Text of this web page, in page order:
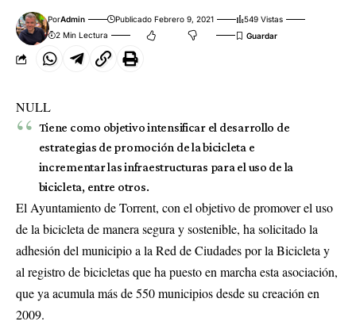
PorAdmin Publicado Febrero 9, 2021
549 Vistas
2 Min Lectura
NULL
Tiene como objetivo intensificar el desarrollo de
estrategias de promoción de la bicicleta e
incrementar las infraestructuras para el uso de la
bicicleta, entre otros.
El Ayuntamiento de Torrent, con el objetivo de promover el uso
de la bicicleta de manera segura y sostenible, ha solicitado la
adhesión del municipio a la Red de Ciudades por la Bicicleta y
al registro de bicicletas que ha puesto en marcha esta asociación,
que ya acumula más de 550 municipios desde su creación en
2009.